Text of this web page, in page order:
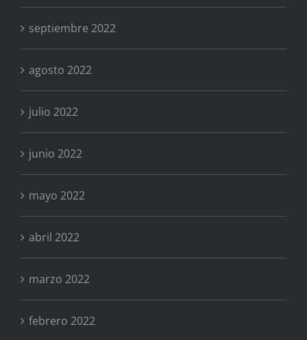
septiembre 2022
agosto 2022
julio 2022
junio 2022
mayo 2022
abril 2022
marzo 2022
febrero 2022